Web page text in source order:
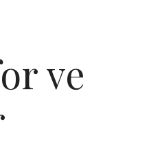
ve